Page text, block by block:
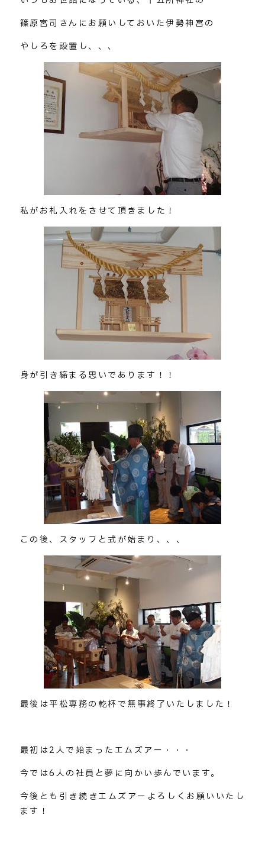
篠原宮司さんにお願いしておいた伊勢神宮の
やしろを設置し、、、
私がお札入れをさせて頂きました！
身が引き締まる思いであります！！
この後、スタッフと式が始まり、、、
最後は平松専務の乾杯で無事終了いたしました！
最初は2人で始まったエムズアー・・・
今では6人の社員と夢に向かい歩んでいます。
今後とも引き続きエムズアーよろしくお願いいたし
ます！